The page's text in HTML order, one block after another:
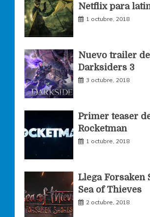
o
m
r
Netflix para
1 octubre, 2018
Nuevo trailer
Darksiders 3
3 octubre, 2018
Primer teaser
Rocketman
1 octubre, 2018
Llega Forsaken
Sea of Thieves
2 octubre, 2018